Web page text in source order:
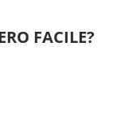
FACILE?